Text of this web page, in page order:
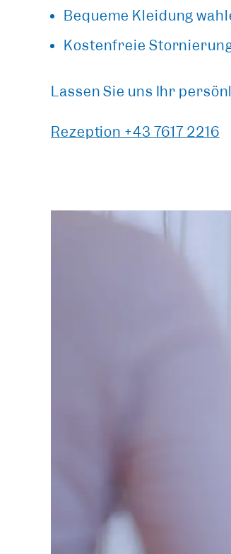
Bequeme Kleidung
Kostenfreie
Lassen Sie uns Ihr
Rezeption +43 7617 2216